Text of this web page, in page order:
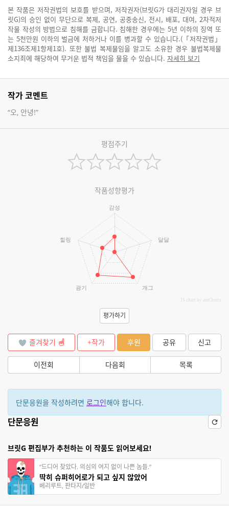
본 작품은 저작권법의 보호를 받으며, 저작권자(브릿G가 대리권자일 경우 브
릿G)의 승인 없이 무단으로 복제, 공연, 공중송신, 전시, 배포, 대여, 2차적저
작물 작성의 방법으로 침해를 금합니다. 침해한 경우에는 5년 이하의 징역 또
는 5천만원 이하의 벌금에 처하거나 이를 병과할 수 있습니다.(「저작권법」
제136조제1항제1호). 또한 불법 복제물임을 알고도 소유한 경우 불법복제물
소지죄에 해당하여 무거운 법적 책임을 물을 수 있습니다. 자세히 보기
작가 코멘트
“오, 안녕!”
평점주기
작품성향평가
감성
달달
개그
광기
힐링
JS chart by amCharts
평가하기
즐겨찾기 +작가 후원 공유 신고
이전회 다음회 목록
단문응원을 작성하려면 로그인해야 합니다.
단문응원
브릿G 편집부가 추천하는 이 작품도 읽어보세요!
“드디어 찾았다. 의심의 여지 없이 나쁜 놈들.”
딱히 슈퍼히어로가 되고 싶지 않았어
베리루트, 판타지/일반